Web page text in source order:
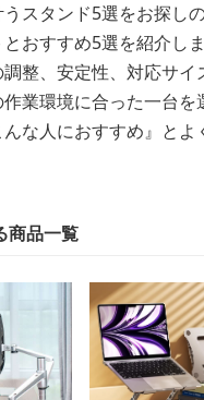
スタンド5選をお探し
おすすめ5選を紹介しま
整、安定性、対応サイ
業環境に合った一台を
な人におすすめ』とよ
商品一覧